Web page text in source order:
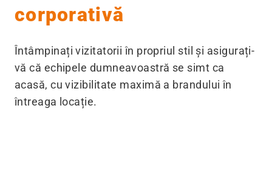
corporativă
Întâmpinați vizitatorii în propriul stil și asigurați-
vă că echipele dumneavoastră se simt ca
acasă, cu vizibilitate maximă a brandului în
întreaga locație.